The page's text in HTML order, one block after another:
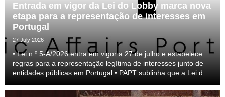
Entrada em vigor da Lei do Lobby marca nova
etapa para a representação de interesses em
Portugal
27 July 2026
• Lei n.º 5-A/2026 entra em vigor a 27 de julho e estabelece
regras para a representação legítima de interesses junto de
entidades públicas em Portugal.• PAPT sublinha que a Lei do
do setor e para a transparên...